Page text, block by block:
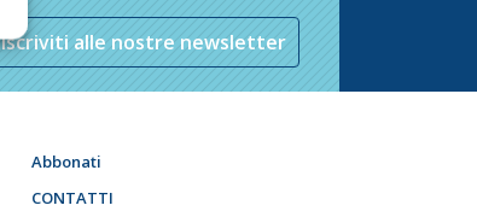
Iscriviti alle nostre newsletter
Abbonati
CONTATTI